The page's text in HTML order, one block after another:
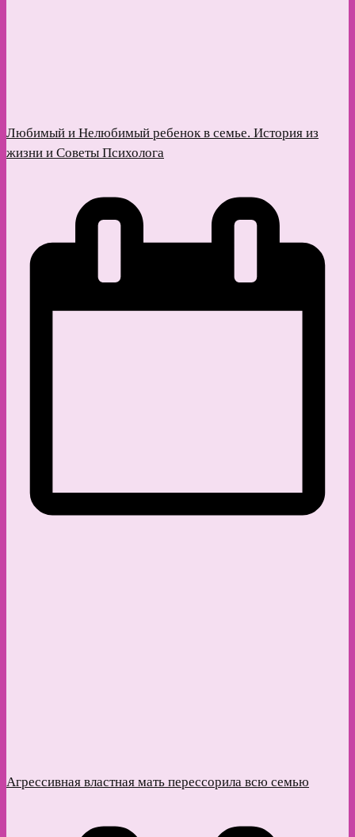
Любимый и Нелюбимый ребенок в семье. История из
жизни и Советы Психолога
Агрессивная властная мать перессорила всю семью